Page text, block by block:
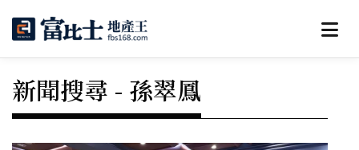
新聞搜尋 - 孫翠鳳